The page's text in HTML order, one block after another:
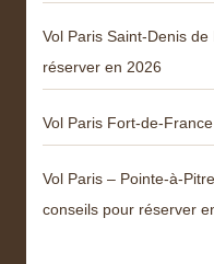
Vol Paris Saint-Denis
réserver en 2026
Vol Paris Fort-de-
Vol Paris – Pointe-à-
conseils pour réserver